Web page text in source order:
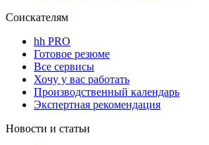
Соискателям
hh PRO
Готовое резюме
Все сервисы
Хочу у вас работать
Производственный календарь
Экспертная рекомендация
Новости и статьи